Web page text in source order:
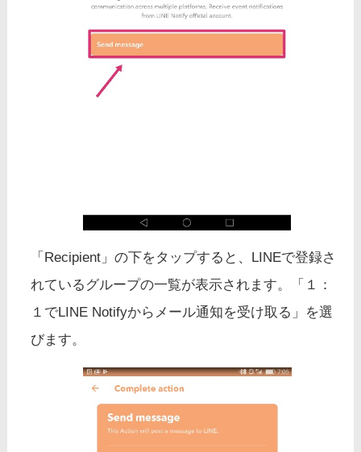
「Recipient」の下をタップすると、LINEで登録さ
れているグループの一覧が表示されます。「１：
１でLINE Notifyからメール通知を受け取る」を選
びます。